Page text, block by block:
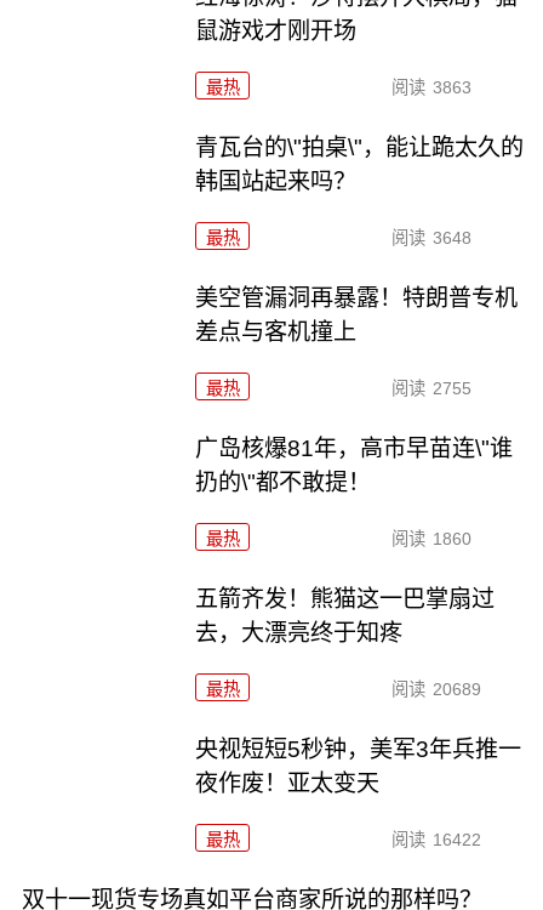
鼠游戏才刚开场
最热 阅读 3863
青瓦台的\"拍桌\"，能让跪太久的
韩国站起来吗？
最热 阅读 3648
美空管漏洞再暴露！特朗普专机
差点与客机撞上
最热 阅读 2755
广岛核爆81年，高市早苗连\"谁
扔的\"都不敢提！
最热 阅读 1860
五箭齐发！熊猫这一巴掌扇过
去，大漂亮终于知疼
最热 阅读 20689
央视短短5秒钟，美军3年兵推一
夜作废！亚太变天
最热 阅读 16422
双十一现货专场真如平台商家所说的那样吗？